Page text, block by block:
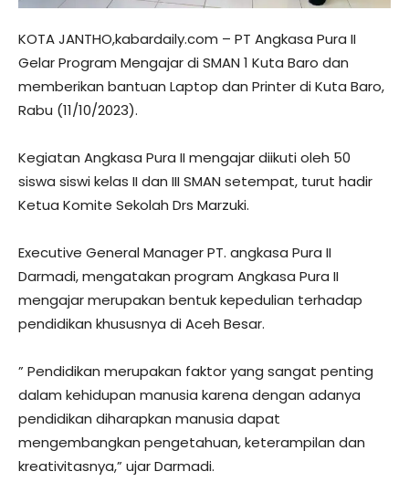
KOTA JANTHO,kabardaily.com – PT Angkasa Pura II
Gelar Program Mengajar di SMAN 1 Kuta Baro dan
memberikan bantuan Laptop dan Printer di Kuta Baro,
Rabu (11/10/2023).
Kegiatan Angkasa Pura II mengajar diikuti oleh 50
siswa siswi kelas II dan III SMAN setempat, turut hadir
Ketua Komite Sekolah Drs Marzuki.
Executive General Manager PT. angkasa Pura II
Darmadi, mengatakan program Angkasa Pura II
mengajar merupakan bentuk kepedulian terhadap
pendidikan khususnya di Aceh Besar.
” Pendidikan merupakan faktor yang sangat penting
dalam kehidupan manusia karena dengan adanya
pendidikan diharapkan manusia dapat
mengembangkan pengetahuan, keterampilan dan
kreativitasnya,” ujar Darmadi.